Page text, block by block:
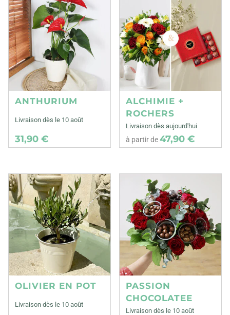
ANTHURIUM
Livraison dès le 10 août
31,90 €
ALCHIMIE +
ROCHERS
Livraison dès aujourd'hui
à partir de47,90 €
OLIVIER EN POT
Livraison dès le 10 août
PASSION
CHOCOLATEE
Livraison dès le 10 août